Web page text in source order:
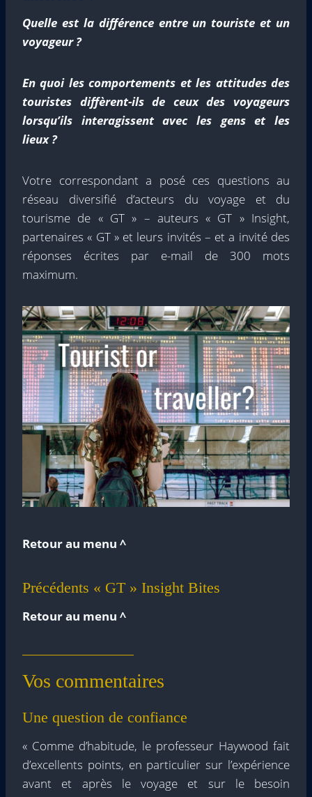
Quelle est la différence entre un touriste et un
voyageur ?
En quoi les comportements et les attitudes des
touristes diffèrent-ils de ceux des voyageurs
lorsqu’ils interagissent avec les gens et les
lieux ?
Votre correspondant a posé ces questions au
réseau diversifié d’acteurs du voyage et du
tourisme de « GT » – auteurs « GT » Insight,
partenaires « GT » et leurs invités – et a invité des
réponses écrites par e-mail de 300 mots
maximum.
Retour au menu ^
Précédents « GT » Insight Bites
Retour au menu ^
Vos commentaires
Une question de confiance
« Comme d’habitude, le professeur Haywood fait
d’excellents points, en particulier sur l’expérience
avant et après le voyage et sur le besoin